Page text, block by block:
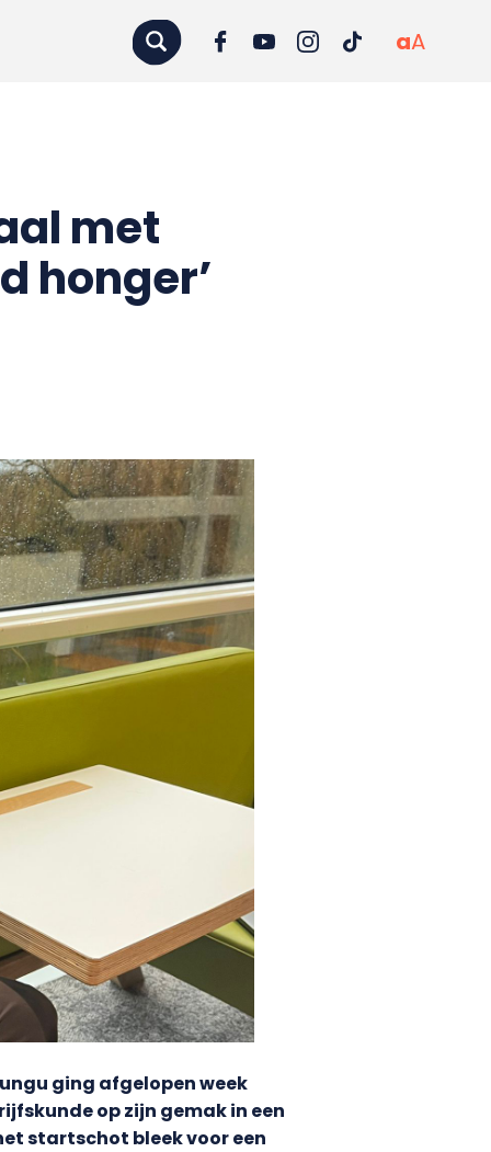
aA
met
honger’
ging afgelopen week
op zijn gemakin een
startschot bleek voor een